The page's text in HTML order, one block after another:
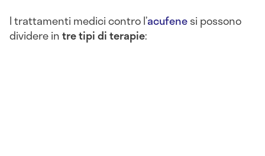
I trattamenti medici contro l’acufenesi possono
dividere intre tipi di terapie: